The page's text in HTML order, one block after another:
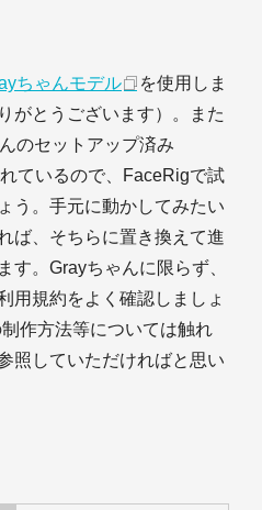
ちゃんモデル
を使用しま
がとうございます）。また
のセットアップ済み
ているので、FaceRigで試
う。手元に動かしてみたい
ば、そちらに置き換えて進
す。Grayちゃんに限らず、
用規約をよく確認しましょ
作方法等については触れ
照していただければと思い